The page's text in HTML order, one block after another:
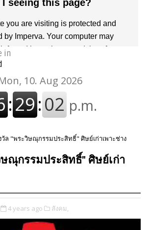
in
วัล "พระวิษณุกรรมประสิทธิ์" ศิษย์เก่าเพาะช่าง
ษณุกรรมประสิทธิ์" ศิษย์เก่า
4 years ago สังคม,